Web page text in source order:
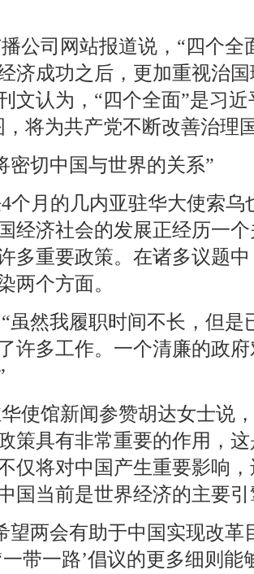
公司网站报道说，“四个全
济成功之后，更加重视治
文认为，“四个全面”是习
，将为共产党不断改善治理
密切中国与世界的关系”
个月的几内亚驻华大使索
经济社会的发展正经历一
多重要政策。在诸多议题
两个方面。
虽然我履职时间不长，但是
许多工作。一个清廉的政
使馆新闻参赞胡达女士说
策具有非常重要的作用，
仅将对中国产生重要影响
国当前是世界经济的主要
望两会有助于中国实现改革
一带一路’倡议的更多细则